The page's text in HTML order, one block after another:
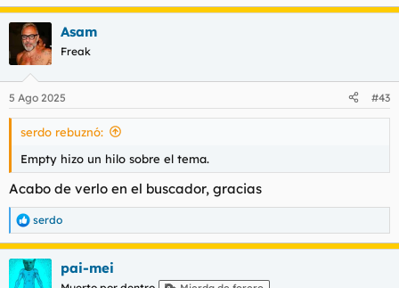
Asam
Freak
5 Ago 2025 #43
serdo rebuznó:
Empty hizo un hilo sobre el tema.
Acabo de verlo en el buscador, gracias
R
e
a
c
c
serdo
pai-mei